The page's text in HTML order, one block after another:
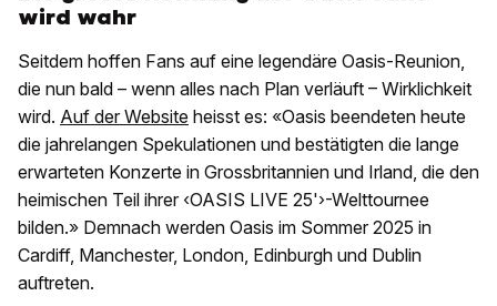
wird wahr
Seitdem hoffen Fans auf eine legendäre Oasis-Reunion,
die nun bald – wenn alles nach Plan verläuft – Wirklichkeit
wird. Auf der Website heisst es: «Oasis beendeten heute
die jahrelangen Spekulationen und bestätigten die lange
erwarteten Konzerte in Grossbritannien und Irland, die den
heimischen Teil ihrer ‹OASIS LIVE 25'›-Welttournee
bilden.» Demnach werden Oasis im Sommer 2025 in
Cardiff, Manchester, London, Edinburgh und Dublin
auftreten.